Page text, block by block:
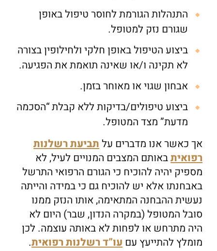
התנהלות הגורמת לחוסר טיפול באופן
שגורם נזק למטופל.
ביצוע הטיפול באופן חלקי ולחילופין בצורה
לא תקינה ו/או שאינה תואמת את הפגיעה.
אבחון שגוי או מאוחר בזמן.
ביצוע טיפולים/בדיקות ללא קבלת “הסכמה
מדעת” מצד המטופל.
אך כאשר אנו מדברים עלתביעת רשלנות
רפואיתבאותם המצבים המנויים לעיל, לא
מספיק יהיה להוכיח כי הגורם הרפואי התרשל
באבחנתו אלא יש להוכיח גם כי במידה והייתה
נעשית ההבחנה המתאימה, אותו הנזק ממנו
סובל המטופל (במקרה הנדון, שבר) היום לא
היה מתרחש או לפחות לא באותה עוצמה. לכן
מומלץ להתייעץ עם עו”ד רשלנות רפואית.